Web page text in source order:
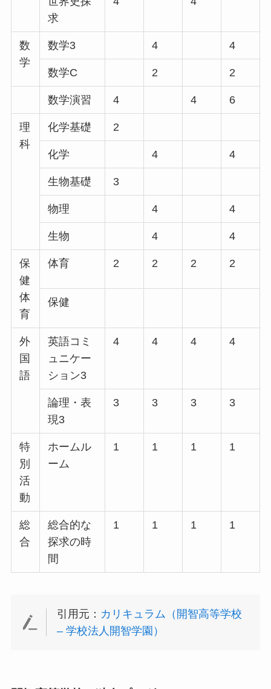
求
数
学
数学3 4 4
数学C 2 2
数学演習 4 4 6
理
科
化学基礎 2
化学 4 4
生物基礎 3
物理 4 4
生物 4 4
保
健
体
育
体育 2 2 2 2
保健
外
国
語
英語コミ
ュニケー
ション3
4 4 4 4
論理・表
現3
3 3 3 3
特
別
活
動
ホームル
ーム
1 1 1 1
総
合
総合的な
探求の時
間
1 1 1 1
引用元： カリキュラム（開智高等学校
– 学校法人開智学園）